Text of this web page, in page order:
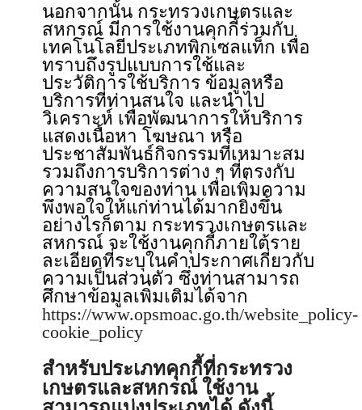
นอกจากนั้น กระทรวงเกษตรและ
สหกรณ์ มีการใช้งานคุกกี้ร่วมกับ
เทคโนโลยีประเภทพิกเซลแท็ก เพื่อ
ทราบถึงรูปแบบการใช้และ
ประวัติการใช้บริการ ข้อมูลหรือ
บริการที่ท่านสนใจ และนำไป
วิเคราะห์ เพื่อพัฒนาการให้บริการ
แสดงเนื้อหา โฆษณา หรือ
ประชาสัมพันธ์กิจกรรมที่เหมาะสม
รวมถึงการบริการต่าง ๆ ที่ตรงกับ
ความสนใจของท่าน เพื่อเพิ่มความ
พึงพอใจให้แก่ท่านได้มากยิ่งขึ้น
อย่างไรก็ตาม กระทรวงเกษตรและ
สหกรณ์ จะใช้งานคุกกี้ภายใต้ราย
ละเอียดที่ระบุในคำประกาศเกี่ยวกับ
ความเป็นส่วนตัว ซึ่งท่านสามารถ
ศึกษาข้อมูลเพิ่มเติมได้จาก
https://www.opsmoac.go.th/website_policy-
cookie_policy
สำหรับประเภทคุกกี้ที่กระทรวง
เกษตรและสหกรณ์ ใช้งาน